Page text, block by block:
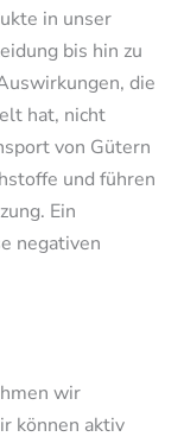
in unser
bis hin zu
die
hat, nicht
von Gütern
und führen
Ein
negativen
wir
können aktiv